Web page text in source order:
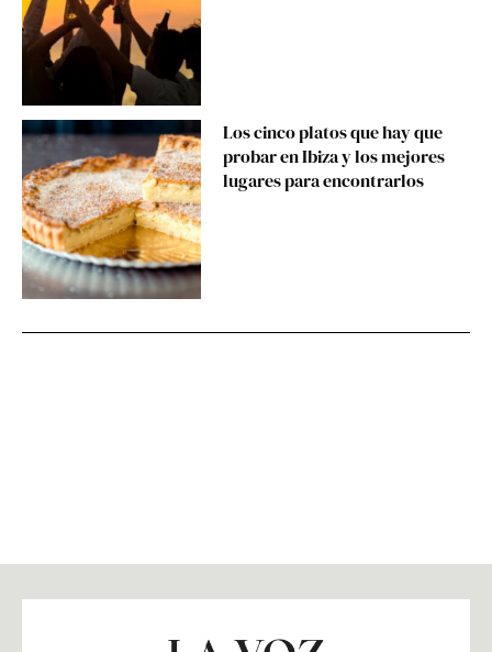
Los cinco platos que hay que
probar en Ibiza y los mejores
lugares para encontrarlos